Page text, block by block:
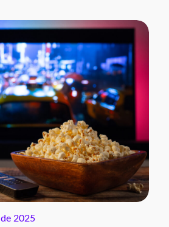
2025